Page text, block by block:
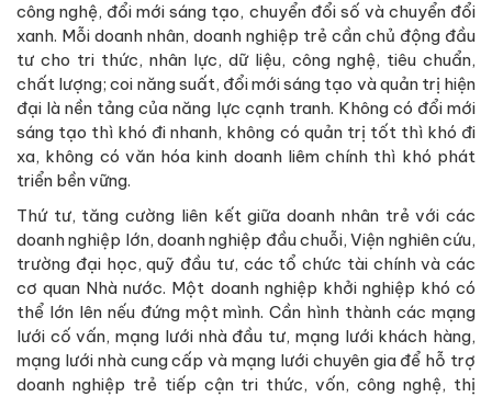
công nghệ, đổi mới sáng tạo, chuyển đổi số và chuyển đổi
xanh. Mỗi doanh nhân, doanh nghiệp trẻ cần chủ động đầu
tư cho tri thức, nhân lực, dữ liệu, công nghệ, tiêu chuẩn,
chất lượng; coi năng suất, đổi mới sáng tạo và quản trị hiện
đại là nền tảng của năng lực cạnh tranh. Không có đổi mới
sáng tạo thì khó đi nhanh, không có quản trị tốt thì khó đi
xa, không có văn hóa kinh doanh liêm chính thì khó phát
triển bền vững.
Thứ tư, tăng cường liên kết giữa doanh nhân trẻ với các
doanh nghiệp lớn, doanh nghiệp đầu chuỗi, Viện nghiên cứu,
trường đại học, quỹ đầu tư, các tổ chức tài chính và các
cơ quan Nhà nước. Một doanh nghiệp khởi nghiệp khó có
thể lớn lên nếu đứng một mình. Cần hình thành các mạng
lưới cố vấn, mạng lưới nhà đầu tư, mạng lưới khách hàng,
mạng lưới nhà cung cấp và mạng lưới chuyên gia để hỗ trợ
doanh nghiệp trẻ tiếp cận tri thức, vốn, công nghệ, thị